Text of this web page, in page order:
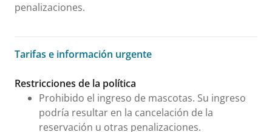
penalizaciones.
Tarifas e información urgente
Tarifas e información urgente
Restricciones de la política
Prohibido el ingreso de mascotas. Su ingreso
podría resultar en la cancelación de la
reservación u otras penalizaciones.